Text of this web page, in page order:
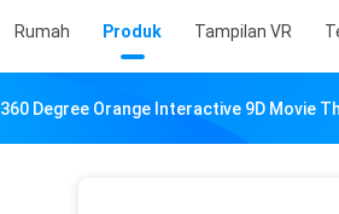
Rumah Produk Tampilan VR
360 Degree Orange Interactive 9D Movie